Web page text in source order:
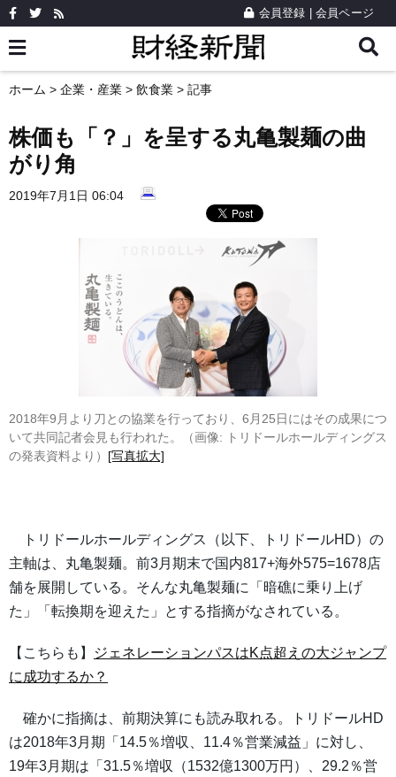
会員登録 会員ページ
ホーム > 企業・産業 > 飲食業 > 記事
株価も「？」を呈する丸亀製麺の曲
がり角
2019年7月1日 06:04
2018年9月より刀との協業を行っており、6月25日にはその成果につ
いて共同記者会見も行われた。（画像: トリドールホールディングス
の発表資料より） [写真拡大]
トリドールホールディングス（以下、トリドールHD）の
主軸は、丸亀製麺。前3月期末で国内817+海外575=1678店
舗を展開している。そんな丸亀製麺に「暗礁に乗り上げ
た」「転換期を迎えた」とする指摘がなされている。
【こちらも】
ジェネレーションパスはK点超えの大ジャンプ
に成功するか？
確かに指摘は、前期決算にも読み取れる。トリドールHD
は2018年3月期「14.5％増収、11.4％営業減益」に対し、
19年3月期は「31.5％増収（1532億1300万円）、29.2％営